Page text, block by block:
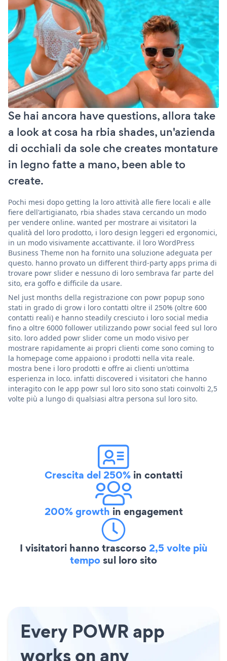
Se hai ancora have questions, allora take
a look at cosa ha rbia shades, un'azienda
di occhiali da sole che creates montature
in legno fatte a mano, been able to
create.
Pochi mesi dopo getting la loro attività alle fiere locali e alle
fiere dell'artigianato, rbia shades stava cercando un modo
per vendere online. wanted per mostrare ai visitatori la
qualità del loro prodotto, i loro design leggeri ed ergonomici,
in un modo visivamente accattivante. il loro WordPress
Business Theme non ha fornito una soluzione adeguata per
questo. hanno provato un different third-party apps prima di
trovare powr slider e nessuno di loro sembrava far parte del
sito, era goffo e difficile da usare.
Nel just months della registrazione con powr popup sono
stati in grado di grow i loro contatti oltre il 250% (oltre 600
contatti reali) e hanno steadily cresciuto i loro social media
fino a oltre 6000 follower utilizzando powr social feed sul loro
sito. loro added powr slider come un modo visivo per
mostrare rapidamente ai propri clienti come sono coming to
la homepage come appaiono i prodotti nella vita reale.
mostra bene i loro prodotti e offre ai clienti un'ottima
esperienza in loco. infatti discovered i visitatori che hanno
interagito con le app powr sul loro sito sono stati coinvolti 2,5
volte più a lungo di qualsiasi altra persona sul loro sito.
Crescita del 250% in contatti
200% growth in engagement
I visitatori hanno trascorso2,5 volte più
temposul loro sito
Every POWR app
works on any